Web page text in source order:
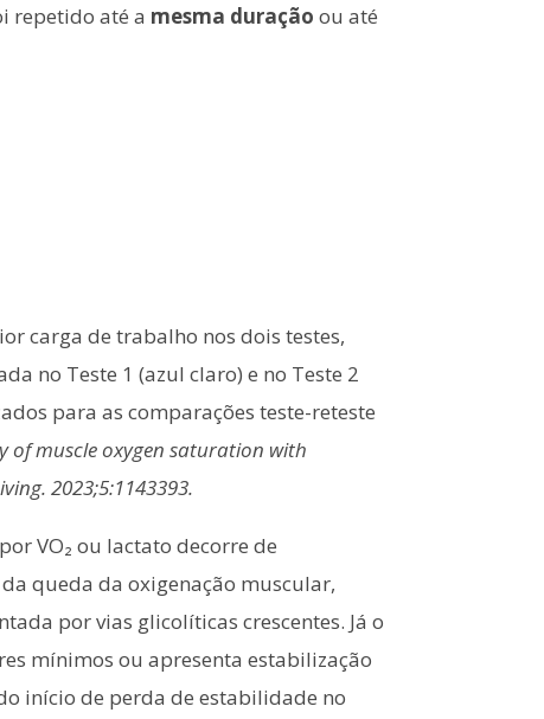
repetido até a mesma duração ou até
carga de trabalho nos dois testes,
no Teste 1 (azul claro) e no Teste 2
para as comparações teste-reteste
of muscle oxygen saturation with
2023;5:1143393.
VO₂ ou lactato decorre de
queda da oxigenação muscular,
por vias glicolíticas crescentes. Já o
mínimos ou apresenta estabilização
início de perda de estabilidade no